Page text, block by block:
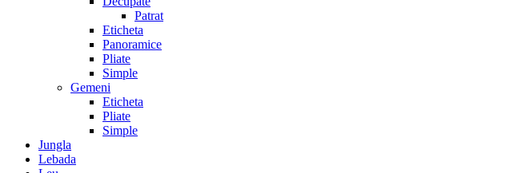
Patrat
Eticheta
Panoramice
Pliate
Simple
Gemeni
Eticheta
Pliate
Simple
Jungla
Lebada